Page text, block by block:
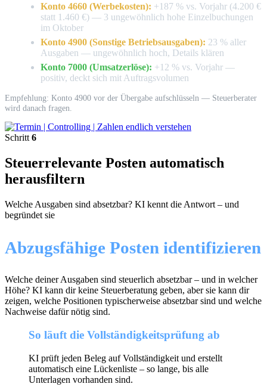
Konto 4660 (Werbekosten): +187 % vs. Vorjahr (4.200 €
statt 1.460 €) — 3 ungewöhnlich hohe Einzelbuchungen
im Oktober
Konto 4900 (Sonstige Betriebsausgaben): 23 % aller
Ausgaben — ungewöhnlich hoch, Details klären
Konto 7000 (Umsatzerlöse): +12 % vs. Vorjahr —
positiv, deckt sich mit Auftragsvolumen
Empfehlung: Konto 4900 vor der Übergabe aufschlüsseln — Steuerberater
wird danach fragen.
Schritt 6
Steuerrelevante Posten automatisch
herausfiltern
Welche Ausgaben sind absetzbar? KI kennt die Antwort – und
begründet sie
Abzugsfähige Posten identifizieren
Welche deiner Ausgaben sind steuerlich absetzbar – und in welcher
Höhe? KI kann dir keine Steuerberatung geben, aber sie kann dir
zeigen, welche Positionen typischerweise absetzbar sind und welche
Nachweise dafür nötig sind.
So läuft die Vollständigkeitsprüfung ab
KI prüft jeden Beleg auf Vollständigkeit und erstellt
automatisch eine Lückenliste – so lange, bis alle
Unterlagen vorhanden sind.